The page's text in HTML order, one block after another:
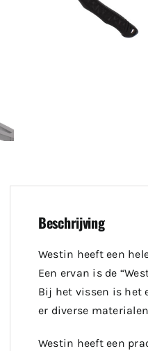
Beschrijving
Westin heeft een
Een ervan is de
Bij het vissen is het
er diverse
Westin heeft een